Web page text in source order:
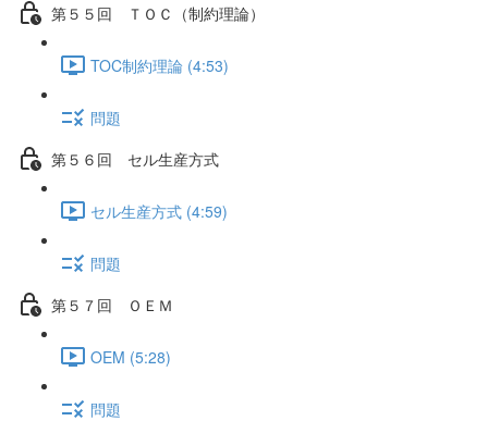
第５５回 ＴＯＣ（制約理論）
TOC制約理論 (4:53)
問題
第５６回 セル生産方式
セル生産方式 (4:59)
問題
第５７回 ＯＥＭ
OEM (5:28)
問題